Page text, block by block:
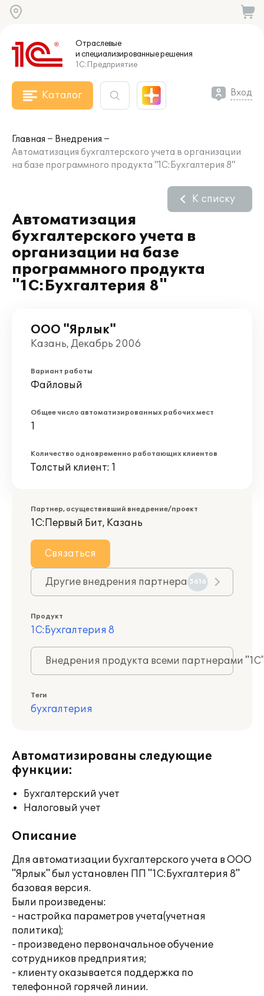
Отраслевые
и специализированныерешения
1С:Предприятие
Каталог Вход
Главная
Внедрения
Автоматизация бухгалтерского учета в организации
на базе программного продукта "1С:Бухгалтерия 8"
Автоматизация
бухгалтерского учета в
организации на базе
программного продукта
"1С:Бухгалтерия 8"
К списку
ООО "Ярлык"
Казань, Декабрь 2006
Вариант работы
Файловый
Общее число автоматизированных рабочих мест
1
Количество одновременно работающих клиентов
Толстый клиент: 1
Партнер, осуществивший внедрение/проект
1С:Первый Бит, Казань
Связаться
Другие внедрения партнера 5616
Продукт
1С:Бухгалтерия 8
Внедрения продукта всеми партнерами
Теги
бухгалтерия
Автоматизированы следующие
функции:
Бухгалтерский учет
Налоговый учет
Описание
Для автоматизации бухгалтерского учета в ООО
"Ярлык" был установлен ПП "1С:Бухгалтерия 8"
базовая версия.
Были произведены:
- настройка параметров учета(учетная
политика);
- произведено первоначальное обучение
сотрудников предприятия;
- клиенту оказывается поддержка по
телефонной горячей линии.